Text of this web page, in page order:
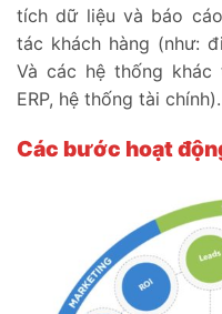
tích dữ liệu và báo
tác khách hàng (như:
Và các hệ thống
ERP, hệ thống tài chính).
Các bước hoạt